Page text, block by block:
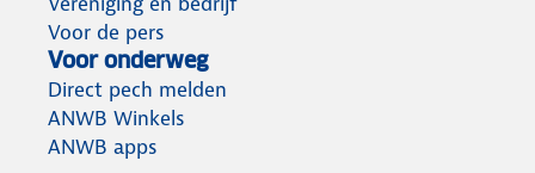
Voor de pers
Voor onderweg
Direct pech melden
ANWB Winkels
ANWB apps